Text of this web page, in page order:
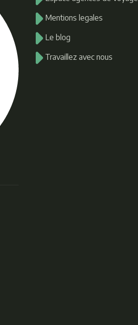
Mentions legales
Le blog
Travaillez avec nous